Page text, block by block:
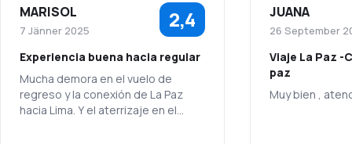
Flugnetz 3,9
Ticketpreise 3,9
Reisekomfort 3,9
MARISOL
7 Jänner 2025 2,4
Experiencia buena hacia regular
Mucha demora en el vuelo de
regreso y la conexión de La Paz
hacia Lima. Y el aterrizaje en el
JUANA
26 September
Viaje La Paz -
paz
Muy bien ,